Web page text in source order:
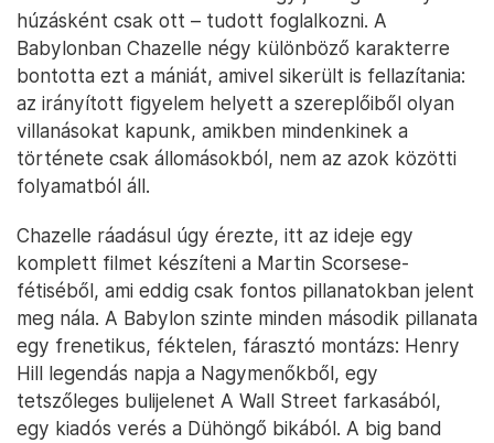
húzásként csak ott – tudott foglalkozni. A
Babylonban Chazelle négy különböző karakterre
bontotta ezt a mániát, amivel sikerült is fellazítania:
az irányított figyelem helyett a szereplőiből olyan
villanásokat kapunk, amikben mindenkinek a
története csak állomásokból, nem az azok közötti
folyamatból áll.
Chazelle ráadásul úgy érezte, itt az ideje egy
komplett filmet készíteni a Martin Scorsese-
fétiséből, ami eddig csak fontos pillanatokban jelent
meg nála. A Babylon szinte minden második pillanata
egy frenetikus, féktelen, fárasztó montázs: Henry
Hill legendás napja a Nagymenőkből, egy
tetszőleges bulijelenet A Wall Street farkasából,
egy kiadós verés a Dühöngő bikából. A big band